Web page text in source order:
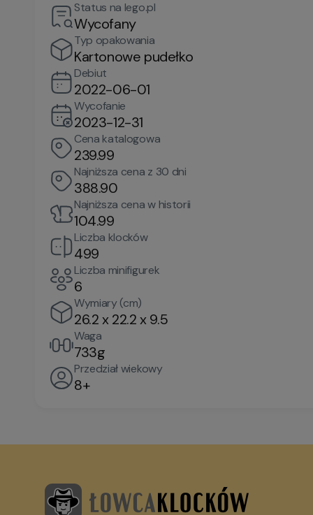
Status na lego.pl
Wycofany
Typ opakowania
Kartonowe pudełko
Debiut
2022-06-01
Wycofanie
2023-12-31
Cena katalogowa
239.99
Najniższa cena z 30 dni
388.90
Najniższa cena w historii
104.99
Liczba klocków
499
Liczba minifigurek
6
Wymiary (cm)
26.2 x 22.2 x 9.5
Waga
733g
Przedział wiekowy
8+